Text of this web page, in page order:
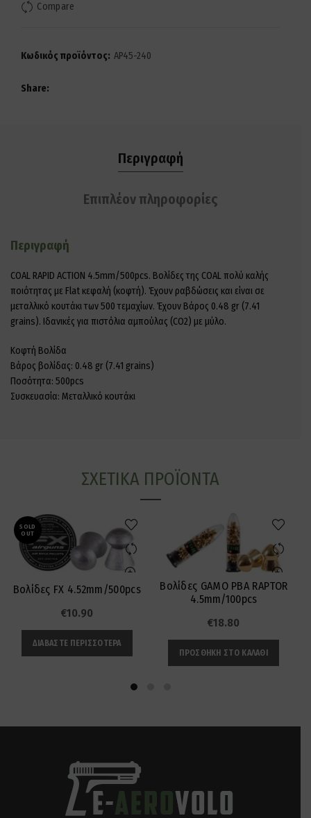
Compare
Κωδικός προϊόντος: AP45-240
Share
Περιγραφή
Επιπλέον πληροφορίες
Περιγραφή
COAL RAPID ACTION 4.5mm/500pcs. Βολίδες της COAL πολύ καλής
ποιότητας με Flat κεφαλή (κοφτή). Έχουν ραβδώσεις και είναι σε
μεταλλικό κουτάκι των 500 τεμαχίων. Έχουν Βάρος 0.48 gr (7.41
grains). Ιδανικές για πιστόλια αμπούλας (CO2) με μύλο.
Κοφτή Βολίδα
Βάρος βολίδας: 0.48 gr (7.41 grains)
Ποσότητα: 500pcs
Συσκευασία: Μεταλλικό κουτάκι
ΣΧΕΤΙΚΆ ΠΡΟΪΌΝΤΑ
SOLD
OUT
Βολίδες FX 4.52mm/500pcs
€10.90
ΔΙΑΒΆΣΤΕ ΠΕΡΙΣΣΌΤΕΡΑ
Βολίδες GAMO PBA RAPTOR
4.5mm/100pcs
€18.80
ΠΡΟΣΘΉΚΗ ΣΤΟ ΚΑΛΆΘΙ